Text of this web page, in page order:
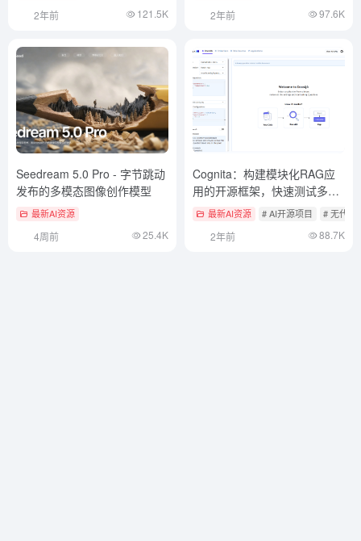
2年前 121.5K 2年前 97.6K
Seedream 5.0 Pro - 字节跳动
发布的多模态图像创作模型
最新AI资源
4周前 25.4K
Cognita：构建模块化RAG应
用的开源框架，快速测试多样
RAG策略
最新AI资源 # AI开源项目 # 无代码
2年前 88.7K